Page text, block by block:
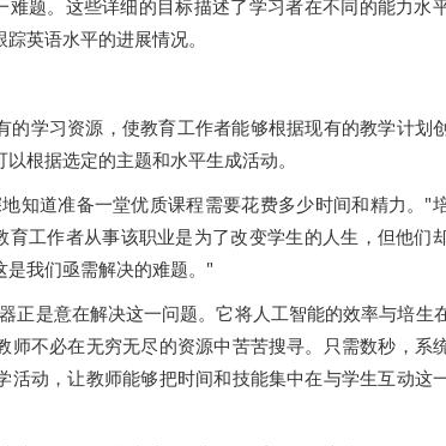
难题。这些详细的目标描述了学习者在不同的能力水
英语水平的进展情况。
的学习资源，使教育工作者能够根据现有的教学计划
根据选定的主题和水平生成活动。
知道准备一堂优质课程需要花费多少时间和精力。"
育工作者从事该职业是为了改变学生的人生，但他们
我们亟需解决的难题。"
正是意在解决这一问题。它将人工智能的效率与培生
师不必在无穷无尽的资源中苦苦搜寻。只需数秒，系
活动，让教师能够把时间和技能集中在与学生互动这